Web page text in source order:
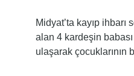
Midyat’ta kayıp
alan 4 kardeşin
ulaşarak çocuklarının